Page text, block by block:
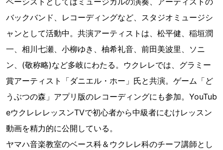
バックバンド、レコーディングなど、スタジオミュージシ
ャンとして活動中。共演アーティストは、松平健、稲垣潤
一、相川七瀬、小柳ゆき、柚希礼音、前田美波里、ソニ
ン、(敬称略)など多岐にわたる。ウクレレでは、グラミー
賞アーティスト「ダニエル・ホー」氏と共演。ゲーム「ど
うぶつの森」アプリ版のレコーディングにも参加。YouTub
eウクレレレッスンTVで初心者から中級者にむけレッスン
動画を精力的に公開している。
ヤマハ音楽教室のベース科＆ウクレレ科のチーフ講師とし